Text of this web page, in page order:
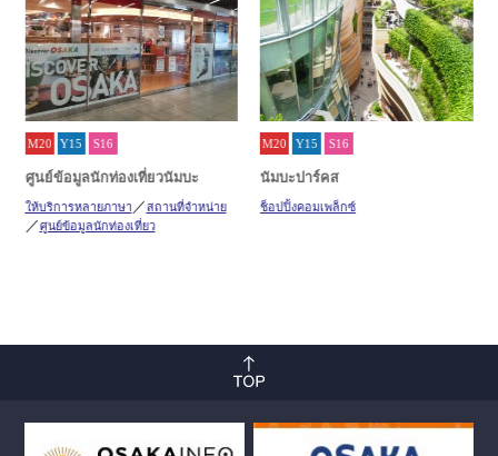
M20 Y15 S16
ศูนย์ข้อมูลนักท่องเที่ยวนัมบะ
ให้บริการหลายภาษา
สถานที่จำหน่าย
ศูนย์ข้อมูลนักท่องเที่ยว
M20 Y15 S16
นัมบะปาร์คส
ช็อปปิ้งคอมเพล็กซ์